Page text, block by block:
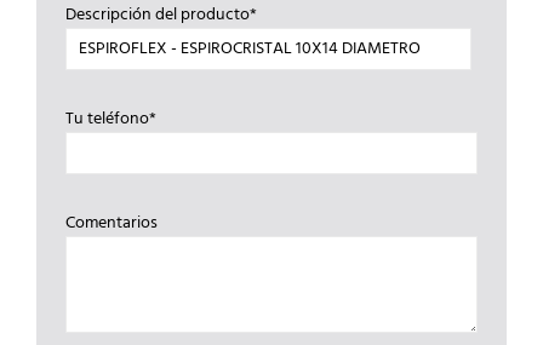
Descripción del producto*
Tu teléfono*
Comentarios